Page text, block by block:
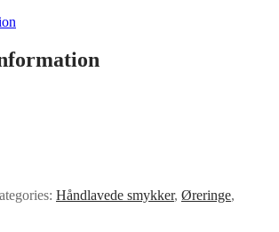
Håndlavede smykker, Øreringe,